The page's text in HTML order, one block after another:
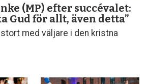
(MP) efter succévalet:
Gud för allt, även detta”
med väljare i den kristna